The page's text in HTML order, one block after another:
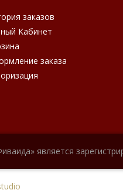
заказов
Кабинет
заказа
является